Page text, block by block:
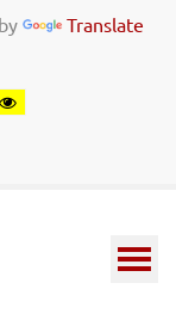
Translate
Kontrast
żółto-